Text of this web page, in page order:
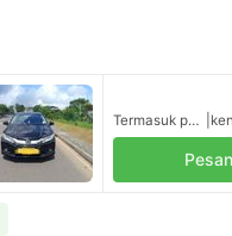
Termasuk pajak